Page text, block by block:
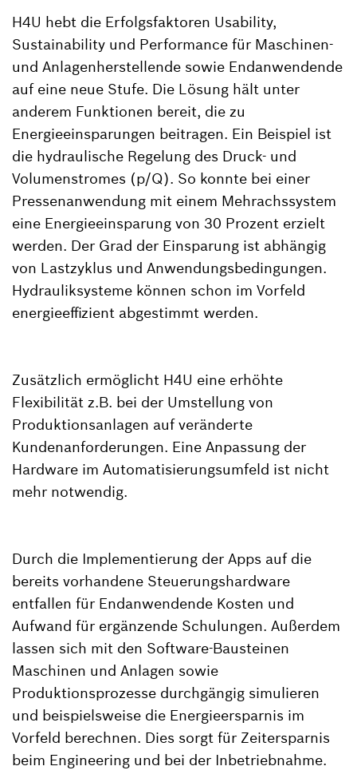
H4U hebt die Erfolgsfaktoren Usability,
Sustainability und Performance für Maschinen-
und Anlagenherstellende sowie Endanwendende
auf eine neue Stufe. Die Lösung hält unter
anderem Funktionen bereit, die zu
Energieeinsparungen beitragen. Ein Beispiel ist
die hydraulische Regelung des Druck- und
Volumenstromes (p/Q). So konnte bei einer
Pressenanwendung mit einem Mehrachssystem
eine Energieeinsparung von 30 Prozent erzielt
werden. Der Grad der Einsparung ist abhängig
von Lastzyklus und Anwendungsbedingungen.
Hydrauliksysteme können schon im Vorfeld
energieeffizient abgestimmt werden.
Zusätzlich ermöglicht H4U eine erhöhte
Flexibilität z.B. bei der Umstellung von
Produktionsanlagen auf veränderte
Kundenanforderungen. Eine Anpassung der
Hardware im Automatisierungsumfeld ist nicht
mehr notwendig.
Durch die Implementierung der Apps auf die
bereits vorhandene Steuerungshardware
entfallen für Endanwendende Kosten und
Aufwand für ergänzende Schulungen. Außerdem
lassen sich mit den Software-Bausteinen
Maschinen und Anlagen sowie
Produktionsprozesse durchgängig simulieren
und beispielsweise die Energieersparnis im
Vorfeld berechnen. Dies sorgt für Zeitersparnis
beim Engineering und bei der Inbetriebnahme.